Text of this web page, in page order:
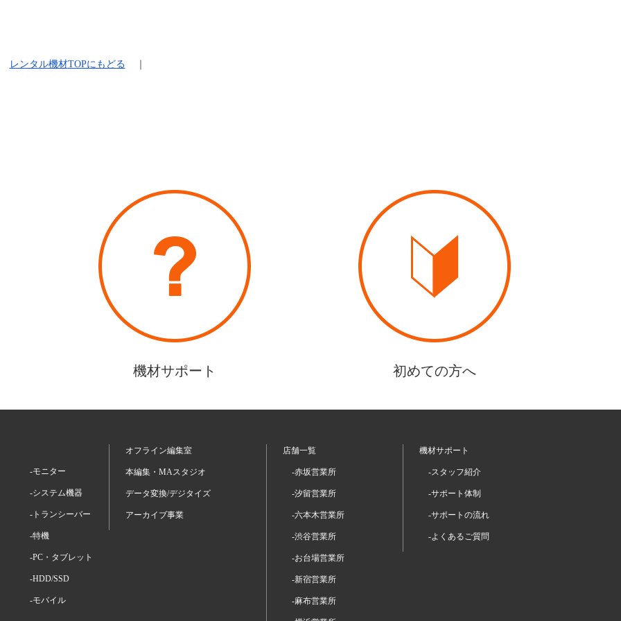
レンタル機材TOPにもどる
機材サポート 初めての方へ
-モニター
-システム機器
-トランシーバー
-特機
-PC・タブレット
-HDD/SSD
-モバイル
オフライン編集室
本編集・MAスタジオ
データ変換/デジタイズ
アーカイブ事業
店舗一覧
-赤坂営業所
-汐留営業所
-六本木営業所
-渋谷営業所
-お台場営業所
-新宿営業所
-麻布営業所
機材サポート
-スタッフ紹介
-サポート体制
-サポートの流れ
-よくあるご質問